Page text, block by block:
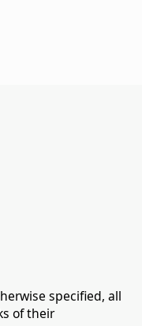
specified, all
of their